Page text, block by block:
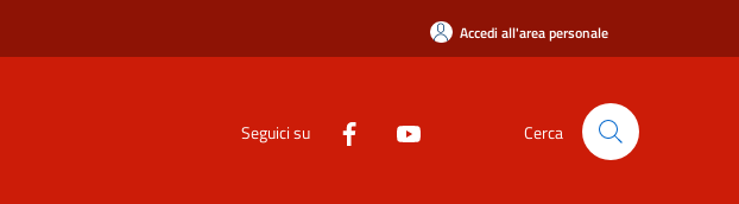
Accedi all'area personale
Seguici su Cerca